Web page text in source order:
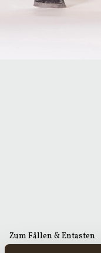
Zum Fällen & Entasten